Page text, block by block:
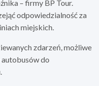
– firmy BP Tour.
odpowiedzialność za
miejskich.
zdarzeń, możliwe
do